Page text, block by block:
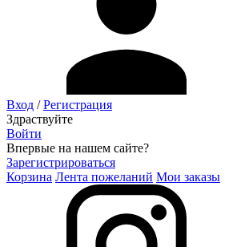
Вход /Регистрация
Здраствуйте
Войти
Впервые на нашем сайте?
Зарегистрироваться
Корзина Лента пожеланий Мои заказы